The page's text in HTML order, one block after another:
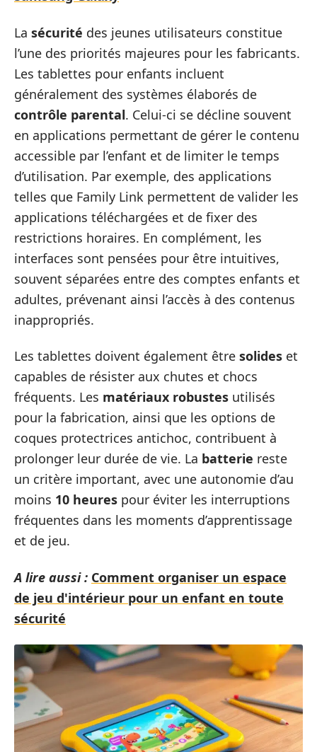
La sécurité des jeunes utilisateurs constitue
l’une des priorités majeures pour les fabricants.
Les tablettes pour enfants incluent
généralement des systèmes élaborés de
contrôle parental. Celui-ci se décline souvent
en applications permettant de gérer le contenu
accessible par l’enfant et de limiter le temps
d’utilisation. Par exemple, des applications
telles que Family Link permettent de valider les
applications téléchargées et de fixer des
restrictions horaires. En complément, les
interfaces sont pensées pour être intuitives,
souvent séparées entre des comptes enfants et
adultes, prévenant ainsi l’accès à des contenus
inappropriés.
Les tablettes doivent également être solides et
capables de résister aux chutes et chocs
fréquents. Les matériaux robustes utilisés
pour la fabrication, ainsi que les options de
coques protectrices antichoc, contribuent à
prolonger leur durée de vie. La batterie reste
un critère important, avec une autonomie d’au
moins 10 heures pour éviter les interruptions
fréquentes dans les moments d’apprentissage
et de jeu.
A lire aussi : Comment organiser un espace
de jeu d'intérieur pour un enfant en toute
sécurité